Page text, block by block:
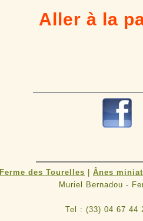
Aller à la
Ferme des Tourelles
Ânes
Muriel Bernadou -
Tel : (33) 04 67 44